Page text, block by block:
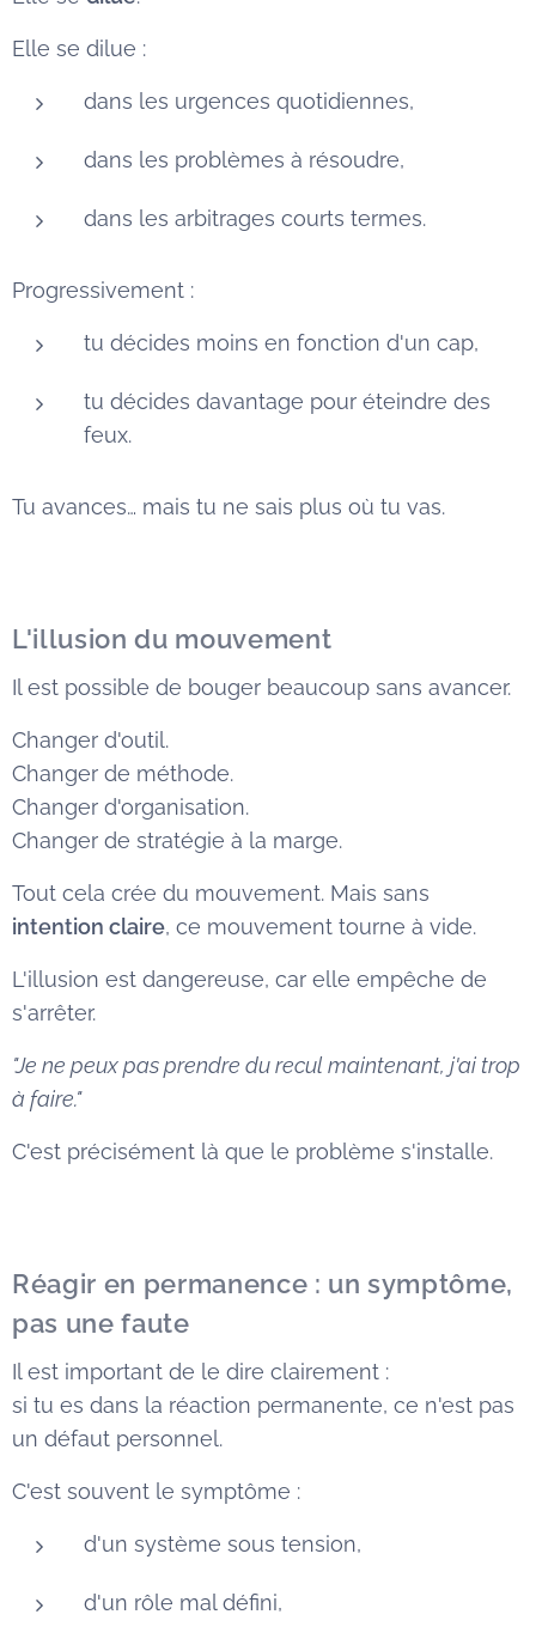
Elle se dilue :
dans les urgences quotidiennes,
dans les problèmes à résoudre,
dans les arbitrages courts termes.
Progressivement :
tu décides moins en fonction d'un cap,
tu décides davantage pour éteindre des
feux.
Tu avances… mais tu ne sais plus où tu vas.
L'illusion du mouvement
Il est possible de bouger beaucoup sans avancer.
Changer d'outil.
Changer de méthode.
Changer d'organisation.
Changer de stratégie à la marge.
Tout cela crée du mouvement. Mais sans
intention claire, ce mouvement tourne à vide.
L'illusion est dangereuse, car elle empêche de
s'arrêter.
"Je ne peux pas prendre du recul maintenant, j'ai trop
à faire."
C'est précisément là que le problème s'installe.
Réagir en permanence : un symptôme,
pas une faute
Il est important de le dire clairement :
si tu es dans la réaction permanente, ce n'est pas
un défaut personnel.
C'est souvent le symptôme :
d'un système sous tension,
d'un rôle mal défini,